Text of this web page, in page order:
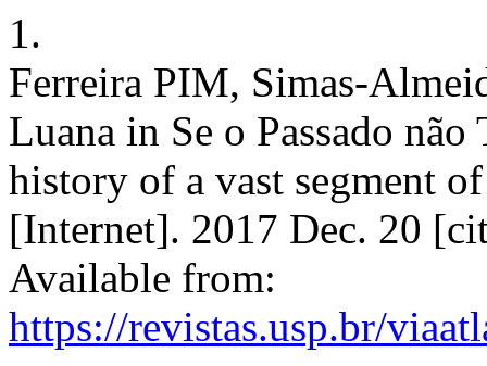
1.
Ferreira PIM, Simas-
Luana in Se o Passado
history of a vast segment
[Internet]. 2017 Dec. 20
Available from:
https://revistas.usp.br/